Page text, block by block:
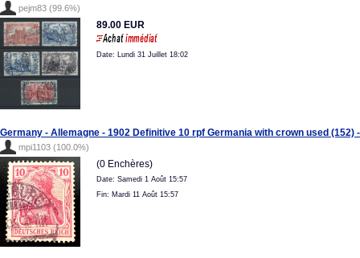
pejm83 (99.6%)
89.00 EUR
Date: Lundi 31 Juillet 18:02
Germany - Allemagne - 1902 Definitive 10 rpf Germania with crown used (152) -
mpi1103 (100.0%)
(0 Enchères)
Date: Samedi 1 Août 15:57
Fin: Mardi 11 Août 15:57